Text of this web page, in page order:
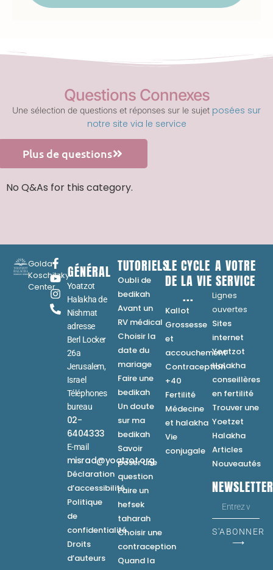
Questions Connexes
Une sélection de questions et réponses sur le sujet posées sur
notre site via le service
Plus de questions
No Q&As for this category.
Golda
Koschitzky
Center
GÉNÉRAL
Yoatzot
Halakha de
Nishmat
adresse
Berl Locker
26a
Jerusalem,
Israel
Téléphones
bureau
02-
6404333
E-mail
misrad@yoatzot.org
Déclaration
d’accessibilité
Politique
de
confidentialité
Droits
d’auteurs
TUTORIELS
Oubli de
bedikah
Avant un
RV médical
Choisir la
date du
mariage
Faire une
bedikah
Un doute
sur ma
bedikah
Savoir
poser une
question
Faire un
hefsek
taharah
Choisir une
contraception
Quand la
LE CYCLE
DE LA VIE
...
Kallot
Grossesse
et
accouchement
Contraception
+40
Fertilité
Médecine
et halakha
Vie
conjugale
A VOTRE
SERVICE
Lignes
ouvertes
Sites
internet
Yoatzot
Halakha
conseillères
en fertilité
Trouver une
Yoetzet
Halakha
Articles
Nouveautés
S'ABONNER
⟶